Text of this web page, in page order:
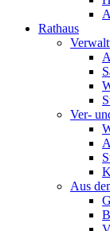
Rathaus
Ver-
Aus